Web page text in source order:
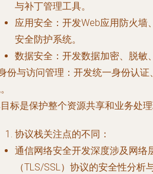
与补丁管理工具。
应用安全 ：开发Web应用防火
安全防护系统。
数据安全 ：开发数据加密、脱
份与访问管理 ：开发统一身份认
标是保护整个资源共享和业务处理
协议栈关注点的不同 ：
通信网络安全开发深度涉及网络
（TLS/SSL）协议的安全性分析